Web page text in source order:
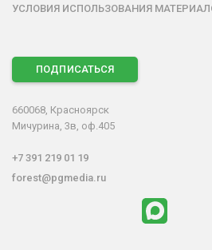
УСЛОВИЯ ИСПОЛЬЗОВАНИЯ
ПОДПИСАТЬСЯ
660068, Красноярск
Мичурина, 3в, оф.405
+7 391 219 01 19
forest@pgmedia.ru